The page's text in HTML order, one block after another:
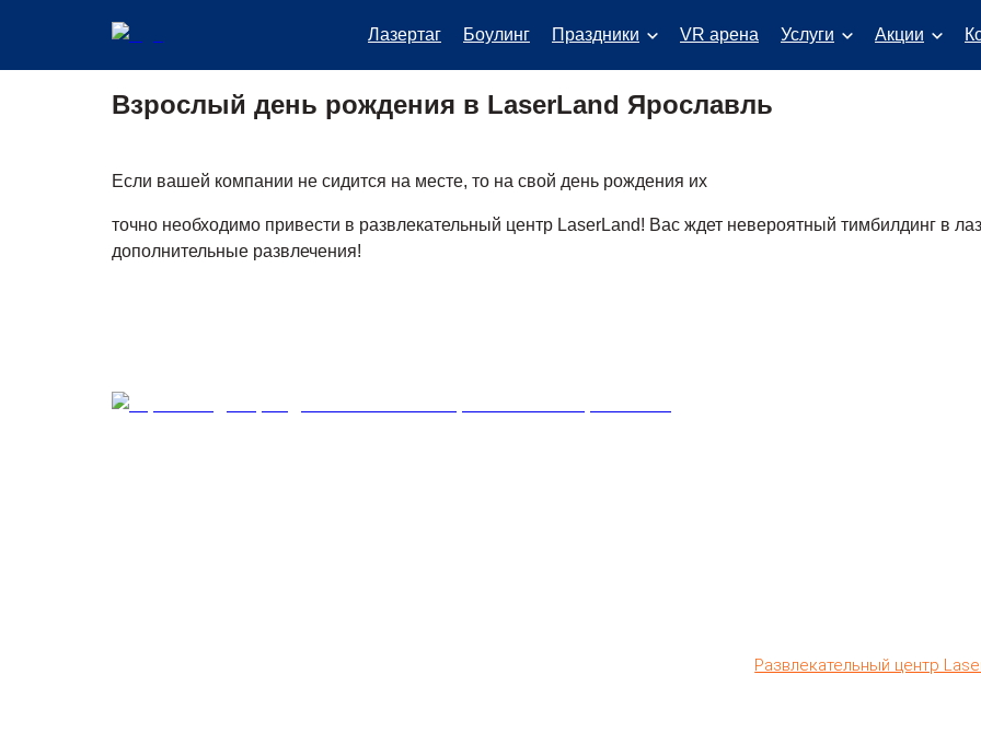
Лазертаг Боулинг Праздники VR арена Услуги Акции
Взрослый день рождения в LaserLand Ярославль
Если вашей компании не сидится на месте, то на свой день рождения их
точно необходимо привести в развлекательный центр LaserLand! Вас ждет невероятный тимбилдинг в
дополнительные развлечения!
Развлекательный центр